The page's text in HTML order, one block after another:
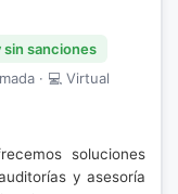
sanciones
· 💻 Virtual
soluciones
y asesoría